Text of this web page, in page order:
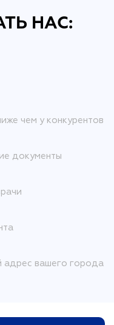
НАС:
чем у конкурентов
документы
адрес вашего города